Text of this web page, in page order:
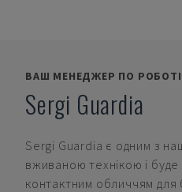
ВАШ МЕНЕДЖЕР ПО РОБОТІ
Sergi Guardia
Sergi Guardia є одним з
вживаною технікою і
контактним обличчям для